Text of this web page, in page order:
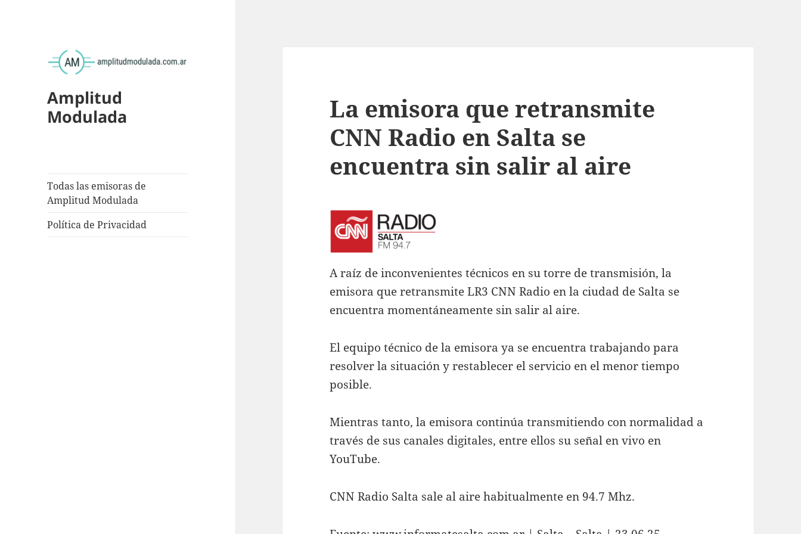
Amplitud
Modulada
Todas las emisoras de
Amplitud Modulada
Política de Privacidad
La emisora que retransmite
CNN Radio en Salta se
encuentra sin salir al aire
A raíz de inconvenientes técnicos en su torre de transmisión, la
emisora que retransmite LR3 CNN Radio en la ciudad de Salta se
encuentra momentáneamente sin salir al aire.
El equipo técnico de la emisora ya se encuentra trabajando para
resolver la situación y restablecer el servicio en el menor tiempo
posible.
Mientras tanto, la emisora continúa transmitiendo con normalidad a
través de sus canales digitales, entre ellos su señal en vivo en
YouTube.
CNN Radio Salta sale al aire habitualmente en 94.7 Mhz.